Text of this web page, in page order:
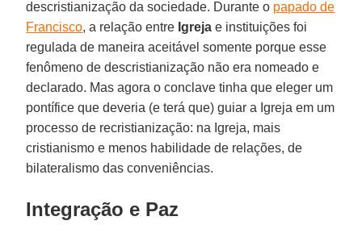
descristianização da sociedade. Durante o papado de
Francisco, a relação entre Igreja e instituições foi
regulada de maneira aceitável somente porque esse
fenômeno de descristianização não era nomeado e
declarado. Mas agora o conclave tinha que eleger um
pontífice que deveria (e terá que) guiar a Igreja em um
processo de recristianização: na Igreja, mais
cristianismo e menos habilidade de relações, de
bilateralismo das conveniências.
Integração e Paz